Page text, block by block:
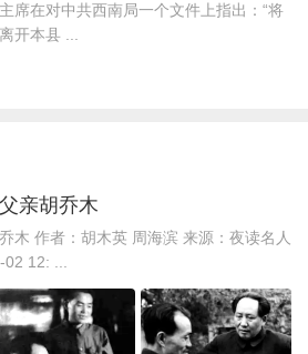
席在对中共西南局一个文件上指出：“将
开本县 ...
亲胡乔木
木 作者：胡木英 周海滨 来源：夜读名人
12: ...